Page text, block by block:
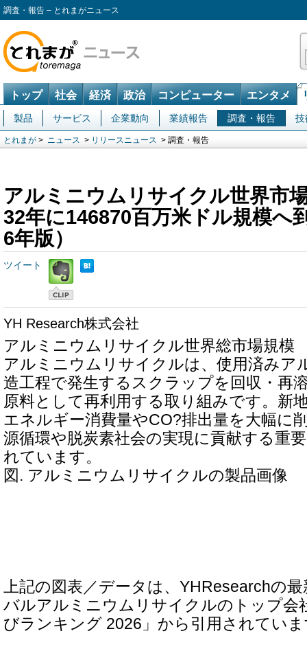
調査・報告 – とれまがニュース
トップ 社会 経済 政治 コンピューター エンタメ
製品 サービス 企業動向 業績報告 調査・報告 技
とれまが > ニュース > リリースニュース > 調査・報告
アルミニウムリサイクル世界市
32年に146870百万米ドル規模へ
6年版）
ツイート
YH Research株式会社
アルミニウムリサイクル世界総市場規模
アルミニウムリサイクルは、使用済みア
造工程で発生するスクラップを回収・再
原料として再利用する取り組みです。新
エネルギー消費量やCO?排出量を大幅に
源循環や脱炭素社会の実現に貢献する重
れています。
図. アルミニウムリサイクルの製品画像
上記の図表／データは、YHResearchの
バルアルミニウムリサイクルのトップ会
びランキング 2026」から引用されてい